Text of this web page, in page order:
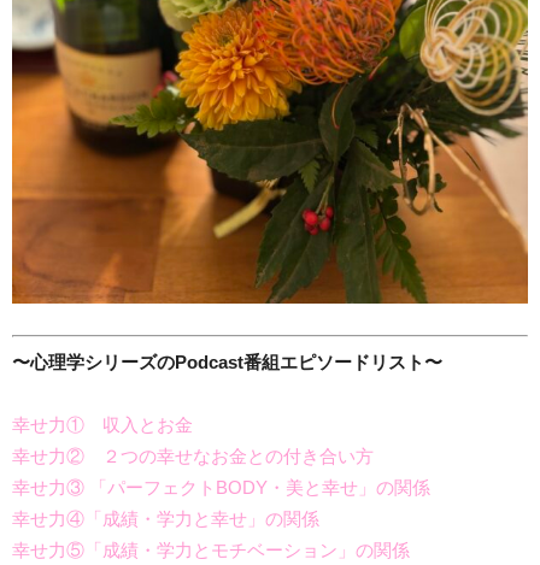
〜心理学シリーズのPodcast番組エピソードリスト〜
幸せ力① 収入とお金
幸せ力② ２つの幸せなお金との付き合い方
幸せ力③ 「パーフェクトBODY・美と幸せ」の関係
幸せ力④「成績・学力と幸せ」の関係
幸せ力⑤「成績・学力とモチベーション」の関係